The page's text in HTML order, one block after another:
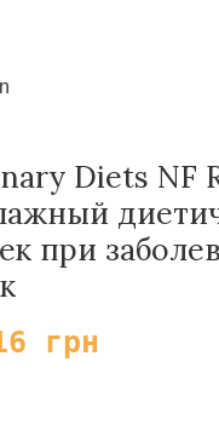
Diets NF
при
грн